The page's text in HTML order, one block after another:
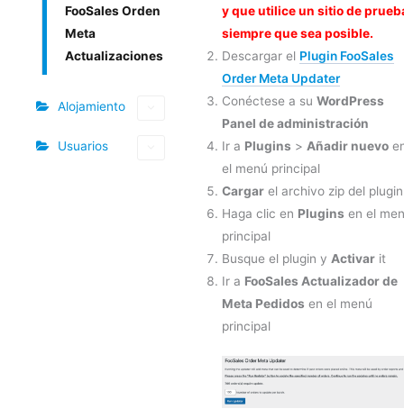
FooSales Orden
Meta
Actualizaciones
Alojamiento
Usuarios
y que utilice un sitio de
siempre que sea posible.
Descargar el Plugin FooSales
Order Meta Updater
Conéctese a suWordPress
Panel de administración
Ir a Plugins >Añadir nuevo
el menú principal
Cargar el archivo zip del plugin
Haga clic en Plugins en el
principal
Busque el plugin yActivar it
Ir a FooSales Actualizador de
Meta Pedidos en el menú
principal